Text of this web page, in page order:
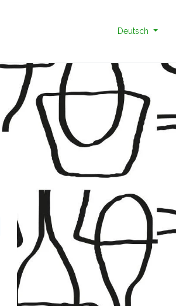
Deutsch